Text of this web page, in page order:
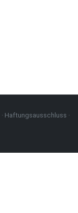
· Haftungsausschluss ·